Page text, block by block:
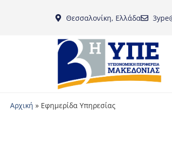
Θεσσαλονίκη, Ελλάδα
Αρχική » Εφημερίδα Υπηρεσίας